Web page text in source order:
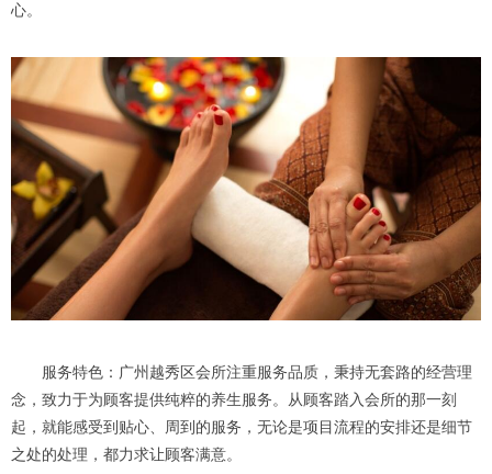
心。
服务特色：广州越秀区会所注重服务品质，秉持无套路的经营理
念，致力于为顾客提供纯粹的养生服务。从顾客踏入会所的那一刻
起，就能感受到贴心、周到的服务，无论是项目流程的安排还是细节
之处的处理，都力求让顾客满意。